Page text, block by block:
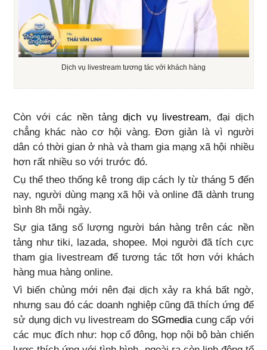
Dịch vụ livestream tương tác với khách hàng
Còn với các nền tảng dịch vụ livestream, đại dịch
chẳng khác nào cơ hội vàng. Đơn giản là vì người
dân có thời gian ở nhà và tham gia mạng xã hội nhiều
hơn rất nhiều so với trước đó.
Cụ thể theo thống kê trong dịp cách ly từ tháng 5 đến
nay, người dùng mạng xã hội và online đã dành trung
bình 8h mỗi ngày.
Sự gia tăng số lượng người bán hàng trên các nền
tảng như tiki, lazada, shopee. Mọi người đã tích cực
tham gia livestream để tương tác tốt hơn với khách
hàng mua hàng online.
Vì biến chủng mới nên đại dịch xảy ra khá bất ngờ,
nhưng sau đó các doanh nghiệp cũng đã thích ứng để
sử dụng dịch vụ livestream do SGmediacung cấp với
các mục đích như: họp cổ đông, họp nội bộ bàn chiến